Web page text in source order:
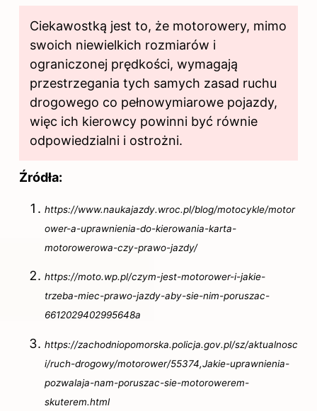
Ciekawostką jest to, że motorowery, mimo
swoich niewielkich rozmiarów i
ograniczonej prędkości, wymagają
przestrzegania tych samych zasad ruchu
drogowego co pełnowymiarowe pojazdy,
więc ich kierowcy powinni być równie
odpowiedzialni i ostrożni.
Źródła:
https://www.naukajazdy.wroc.pl/blog/motocykle/motor
ower-a-uprawnienia-do-kierowania-karta-
motorowerowa-czy-prawo-jazdy/
https://moto.wp.pl/czym-jest-motorower-i-jakie-
trzeba-miec-prawo-jazdy-aby-sie-nim-poruszac-
6612029402995648a
https://zachodniopomorska.policja.gov.pl/sz/aktualnosc
i/ruch-drogowy/motorower/55374,Jakie-uprawnienia-
pozwalaja-nam-poruszac-sie-motorowerem-
skuterem.html